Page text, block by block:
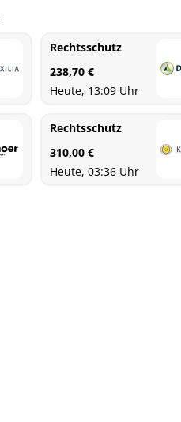
Rechtsschutz
238,70 €
Heute, 13:09 Uhr
Rechtsschutz
310,00 €
Heute, 03:36 Uhr